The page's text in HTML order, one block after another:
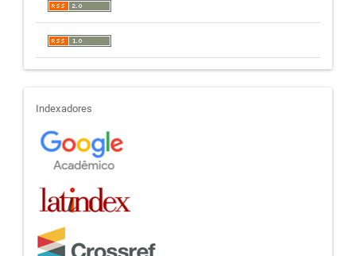
indexadores
Indexadores